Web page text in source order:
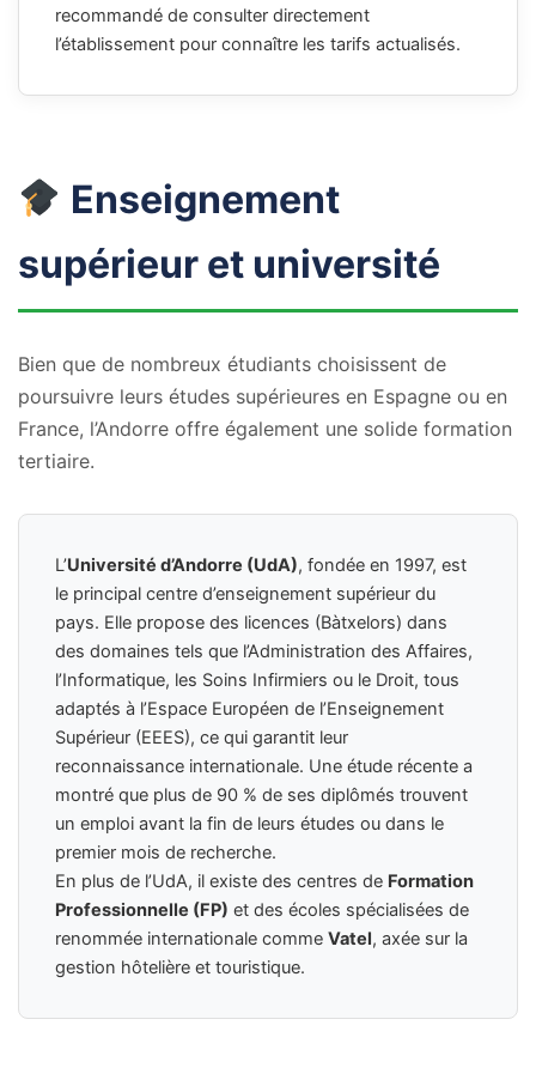
recommandé de consulter directement
l’établissement pour connaître les tarifs actualisés.
Enseignement
supérieur et université
Bien que de nombreux étudiants choisissent de
poursuivre leurs études supérieures en Espagne ou en
France, l’Andorre offre également une solide formation
tertiaire.
L’Université d’Andorre (UdA), fondée en 1997, est
le principal centre d’enseignement supérieur du
pays. Elle propose des licences (Bàtxelors) dans
des domaines tels que l’Administration des Affaires,
l’Informatique, les Soins Infirmiers ou le Droit, tous
adaptés à l’Espace Européen de l’Enseignement
Supérieur (EEES), ce qui garantit leur
reconnaissance internationale. Une étude récente a
montré que plus de 90 % de ses diplômés trouvent
un emploi avant la fin de leurs études ou dans le
premier mois de recherche.
En plus de l’UdA, il existe des centres de Formation
Professionnelle (FP) et des écoles spécialisées de
renommée internationale comme Vatel, axée sur la
gestion hôtelière et touristique.